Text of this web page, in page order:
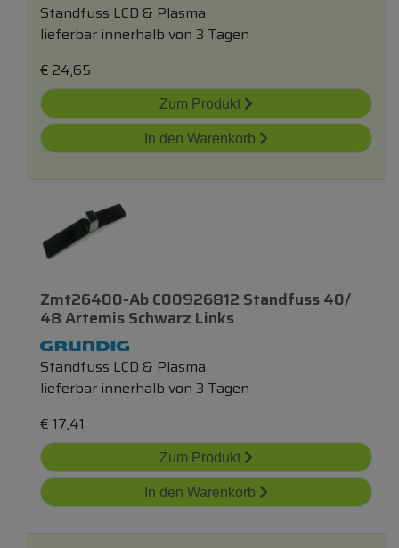
Standfuss LCD & Plasma
lieferbar innerhalb von 3 Tagen
€ 24,65
Zum Produkt
In den Warenkorb
Zmt26400-Ab C00926812 Standfuss 40/
48 Artemis Schwarz Links
Standfuss LCD & Plasma
lieferbar innerhalb von 3 Tagen
€ 17,41
Zum Produkt
In den Warenkorb